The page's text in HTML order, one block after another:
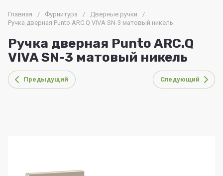
Главная / Фурнитура / Дверные ручки
/
Ручка дверная Punto ARC.Q VIVA SN-3 матовый никель
Ручка дверная Punto ARC.Q
VIVA SN-3 матовый никель
Предыдущий Следующий